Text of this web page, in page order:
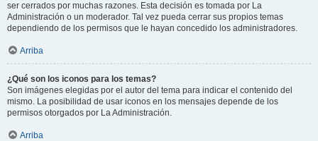
ser cerrados por muchas razones. Esta decisión es tomada por La
Administración o un moderador. Tal vez pueda cerrar sus propios temas
dependiendo de los permisos que le hayan concedido los administradores.
Arriba
¿Qué son los iconos para los temas?
Son imágenes elegidas por el autor del tema para indicar el contenido del
mismo. La posibilidad de usar iconos en los mensajes depende de los
permisos otorgados por La Administración.
Arriba